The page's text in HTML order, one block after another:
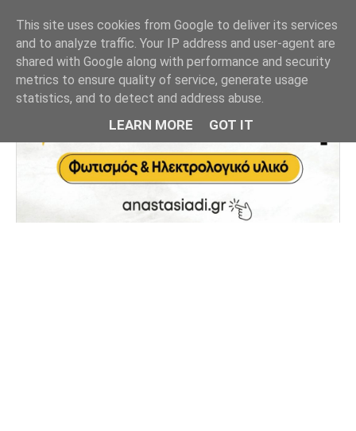
This site uses cookies from Google to deliver its services
and to analyze traffic. Your IP address and user-agent are
shared with Google along with performance and security
metrics to ensure quality of service, generate usage
statistics, and to detect and address abuse.
LEARN MORE GOT IT